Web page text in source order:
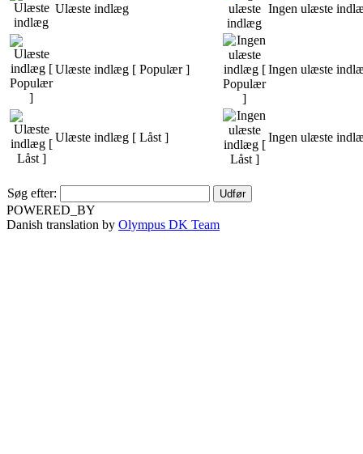
Ulæste indlæg Ingen ulæste
Ulæste indlæg [ Populær ] Ingen ulæste
Ulæste indlæg [ Låst ] Ingen ulæste
Søg efter:
POWERED_BY
Danish translation by Olympus DK Team